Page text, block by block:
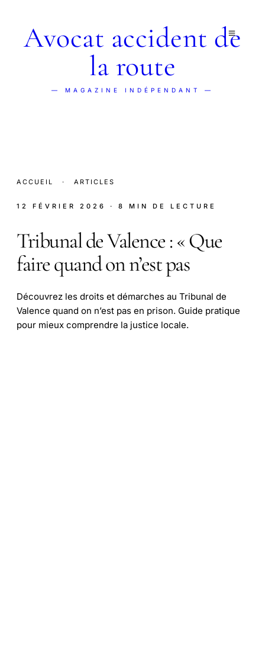
Avocat accident de
la route
— MAGAZINE INDÉPENDANT —
ACCUEIL · ARTICLES
12 FÉVRIER 2026 · 8 MIN DE LECTURE
Tribunal de Valence : « Que
faire quand on n’est pas
Découvrez les droits et démarches au Tribunal de
Valence quand on n’est pas en prison. Guide pratique
pour mieux comprendre la justice locale.